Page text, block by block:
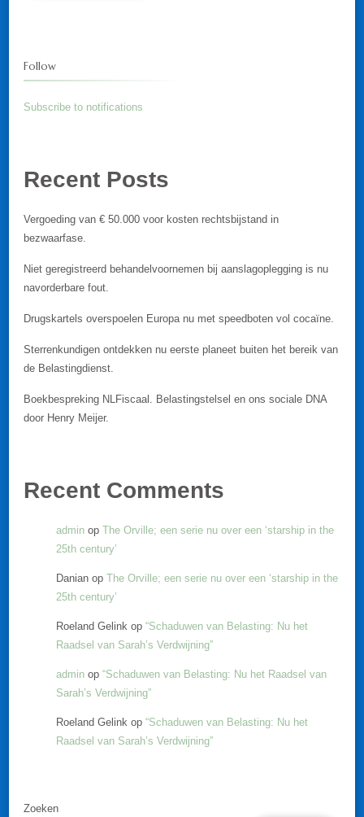
Follow
Subscribe to notifications
Recent Posts
Vergoeding van € 50.000 voor kosten rechtsbijstand in
bezwaarfase.
Niet geregistreerd behandelvoornemen bij aanslagoplegging is nu
navorderbare fout.
Drugskartels overspoelen Europa nu met speedboten vol cocaïne.
Sterrenkundigen ontdekken nu eerste planeet buiten het bereik van
de Belastingdienst.
Boekbespreking NLFiscaal. Belastingstelsel en ons sociale DNA
door Henry Meijer.
Recent Comments
admin op The Orville; een serie nu over een ‘starship in the
25th century’
Danian op The Orville; een serie nu over een ‘starship in the
25th century’
Roeland Gelink op “Schaduwen van Belasting: Nu het
Raadsel van Sarah’s Verdwijning”
admin op “Schaduwen van Belasting: Nu het Raadsel van
Sarah’s Verdwijning”
Roeland Gelink op “Schaduwen van Belasting: Nu het
Raadsel van Sarah’s Verdwijning”
Zoeken